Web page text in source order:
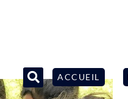
ACCUEIL